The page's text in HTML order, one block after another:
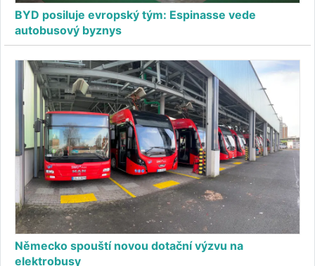
BYD posiluje evropský tým: Espinasse vede
autobusový byznys
Německo spouští novou dotační výzvu na
elektrobusy